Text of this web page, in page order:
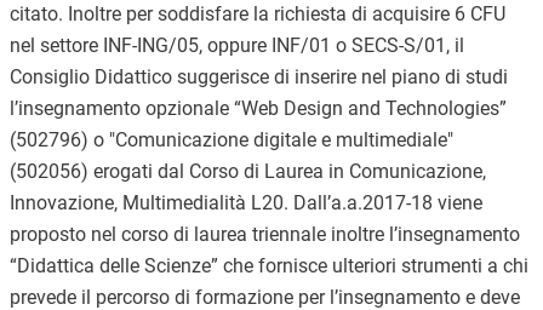
citato. Inoltre per soddisfare la richiesta di acquisire 6 CFU
nel settore INF-ING/05, oppure INF/01 o SECS-S/01, il
Consiglio Didattico suggerisce di inserire nel piano di studi
l’insegnamento opzionale “Web Design and Technologies”
(502796) o "Comunicazione digitale e multimediale"
(502056) erogati dal Corso di Laurea in Comunicazione,
Innovazione, Multimedialità L20. Dall’a.a.2017-18 viene
proposto nel corso di laurea triennale inoltre l’insegnamento
“Didattica delle Scienze” che fornisce ulteriori strumenti a chi
prevede il percorso di formazione per l’insegnamento e deve